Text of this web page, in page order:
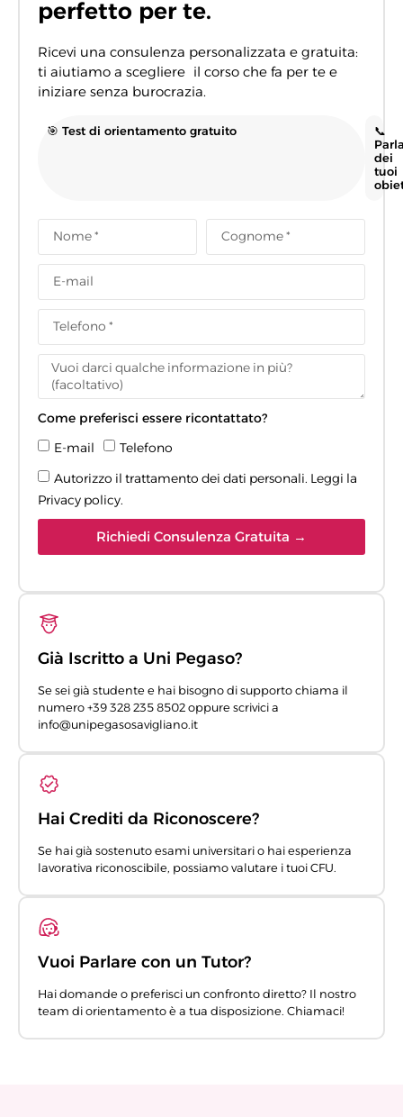
perfetto per te.
Ricevi una consulenza personalizzata e gratuita:
ti aiutiamo a scegliere il corso che fa per te e
iniziare senza burocrazia.
🎯 Test di orientamento gratuito
📞
dei
tuoi
Come preferisci essere ricontattato?
E-mail
Telefono
Autorizzo il trattamento dei dati personali. Leggi la
Privacy policy.
Richiedi Consulenza Gratuita →
Già Iscritto a Uni Pegaso?
Se sei già studente e hai bisogno di supporto chiama il
numero +39 328 235 8502 oppure scrivici a
info@unipegasosavigliano.it
Hai Crediti da Riconoscere?
Se hai già sostenuto esami universitari o hai esperienza
lavorativa riconoscibile, possiamo valutare i tuoi CFU.
Vuoi Parlare con un Tutor?
Hai domande o preferisci un confronto diretto? Il nostro
team di orientamento è a tua disposizione. Chiamaci!